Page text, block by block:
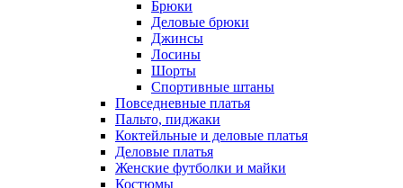
Брюки
Деловые брюки
Джинсы
Лосины
Шорты
Спортивные штаны
Повседневные платья
Пальто, пиджаки
Коктейльные и деловые платья
Деловые платья
Женские футболки и майки
Костюмы